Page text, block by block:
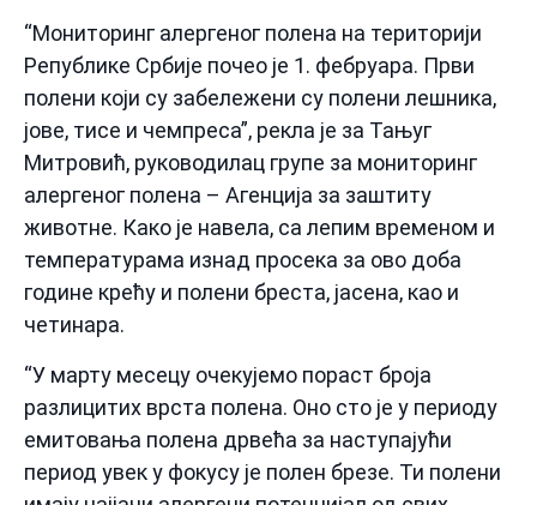
“Мониторинг алергеног полена на територији
Републике Србије почео је 1. фебруара. Први
полени који су забележени су полени лешника,
јове, тисе и чемпреса”, рекла је за Тањуг
Митровић, руководилац групе за мониторинг
алергеног полена – Агенција за заштиту
животне. Како је навела, са лепим временом и
температурама изнад просека за ово доба
године крећу и полени бреста, јасена, као и
четинара.
“У марту месецу очекујемо пораст броја
разлицитих врста полена. Оно сто је у периоду
емитовања полена дрвећа за наступајући
период увек у фокусу је полен брезе. Ти полени